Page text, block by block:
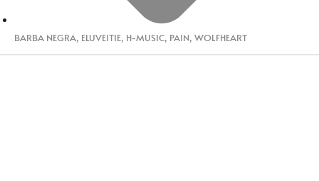
BARBA NEGRA, ELUVEITIE, H-MUSIC, PAIN, WOLFHEART